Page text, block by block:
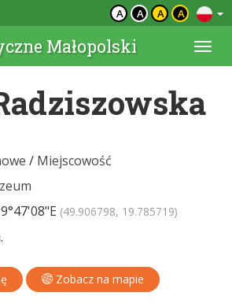
A A A A
Małopolski
/ Miejscowość
(49.906798, 19.785719)
Zobacz na mapie